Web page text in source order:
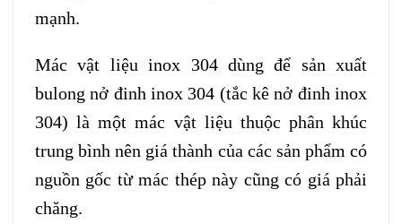
mạnh.
Mác vật liệu inox 304 dùng để sản xuất
bulong nở đinh inox 304 (tắc kê nở đinh inox
304) là một mác vật liệu thuộc phân khúc
trung bình nên giá thành của các sản phẩm có
nguồn gốc từ mác thép này cũng có giá phải
chăng.